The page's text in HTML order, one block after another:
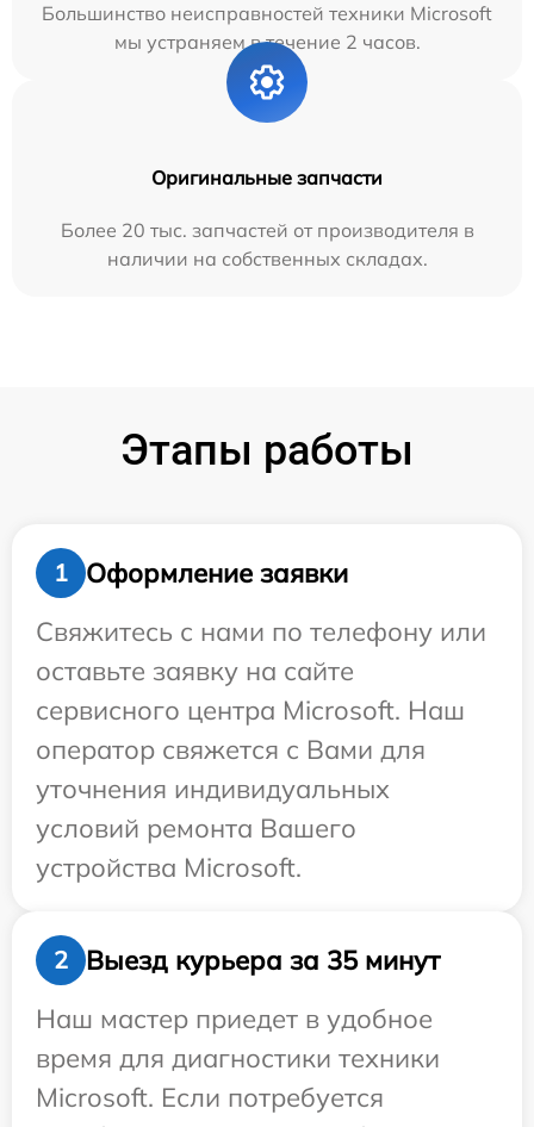
Большинство неисправностей техники Microsoft
мы устраняем в течение 2 часов.
Оригинальные запчасти
Более 20 тыс. запчастей от производителя в
наличии на собственных складах.
Этапы работы
1
Оформление заявки
Свяжитесь с нами по телефону или
оставьте заявку на сайте
сервисного центра Microsoft. Наш
оператор свяжется с Вами для
уточнения индивидуальных
условий ремонта Вашего
устройства Microsoft.
2
Выезд курьера за 35 минут
Наш мастер приедет в удобное
время для диагностики техники
Microsoft. Если потребуется